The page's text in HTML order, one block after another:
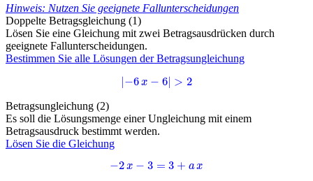
Hinweis: Nutzen Sie geeignete Fallunterscheidungen
Doppelte Betragsgleichung (1)
Lösen Sie eine Gleichung mit zwei Betragsausdrücken durch
geeignete Fallunterscheidungen.
Bestimmen Sie alle Lösungen der Betragsungleichung
− 6x 6|>2
Betragsungleichung (2)
Es soll die Lösungsmenge einer Ungleichung mit einem
Betragsausdruck bestimmt werden.
Lösen Sie die Gleichung
−2 −3 =3+ a